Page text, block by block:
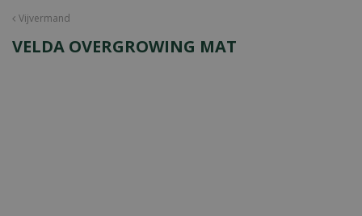
Vijvermand
VELDA OVERGROWING MAT